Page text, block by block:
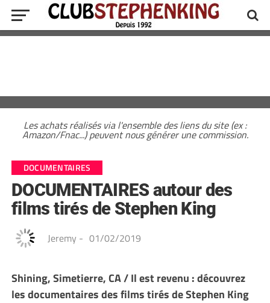
Les achats réalisés via l'ensemble des liens du site (ex :
Amazon/Fnac...) peuvent nous générer une commission.
DOCUMENTAIRES
DOCUMENTAIRES autour des
films tirés de Stephen King
Jeremy - 01/02/2019
Shining, Simetierre, CA / Il est revenu : découvrez
les documentaires des films tirés de Stephen King